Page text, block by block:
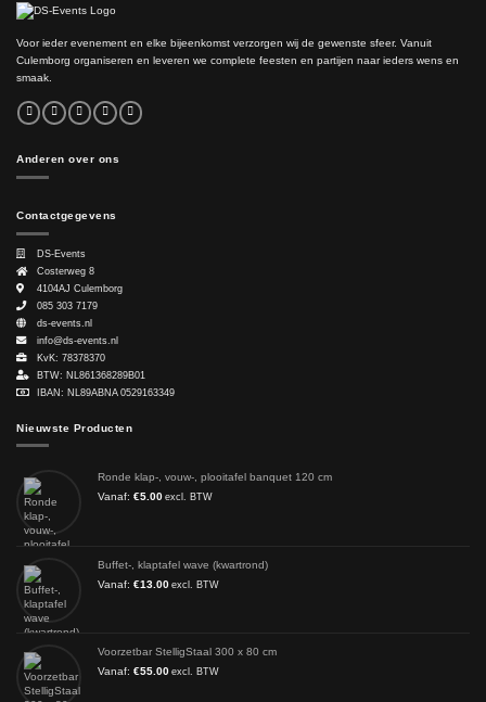
Voor ieder evenement en elke bijeenkomst verzorgen wij de gewenste sfeer. Vanuit
Culemborg organiseren en leveren we complete feesten en partijen naar ieders wens en
smaak.
Anderen over ons
Contactgegevens
DS-Events
Costerweg 8
4104AJ Culemborg
085 303 7179
ds-events.nl
info@ds-events.nl
KvK: 78378370
BTW: NL861368289B01
IBAN: NL89ABNA 0529163349
Nieuwste Producten
Ronde klap-, vouw-, plooitafel banquet 120 cm
Vanaf: €5.00 excl. BTW
Buffet-, klaptafel wave (kwartrond)
Vanaf: €13.00 excl. BTW
Voorzetbar StelligStaal 300 x 80 cm
Vanaf: €55.00 excl. BTW